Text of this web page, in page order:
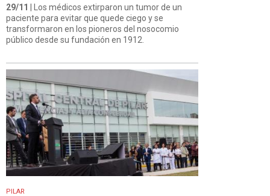
29/11
| Los médicos extirparon un tumor de un
paciente para evitar que quede ciego y se
transformaron en los pioneros del nosocomio
público desde su fundación en 1912.
PILAR